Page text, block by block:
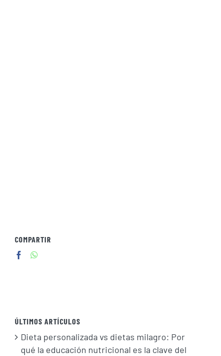
COMPARTIR
ÚLTIMOS ARTÍCULOS
Dieta personalizada vs dietas milagro: Por
qué la educación nutricional es la clave del